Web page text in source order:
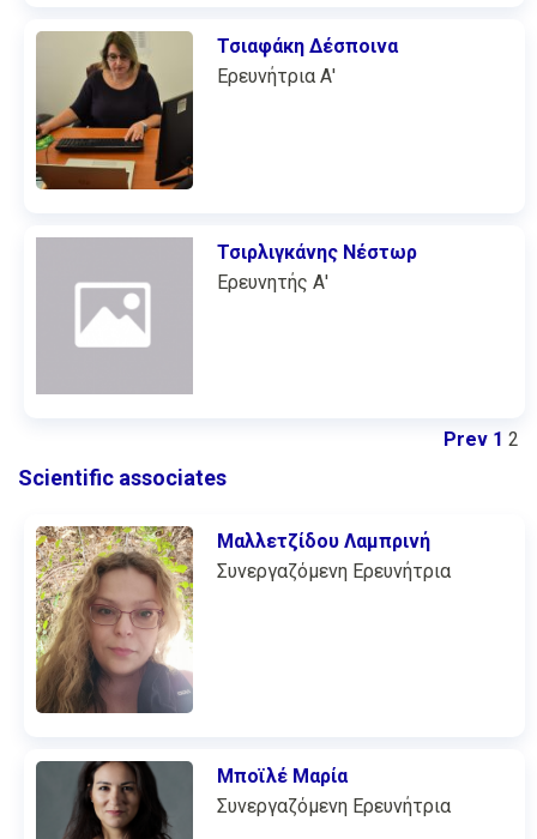
Τσιαφάκη Δέσποινα
Ερευνήτρια Α'
Τσιρλιγκάνης Νέστωρ
Ερευνητής Α'
Prev 1 2
Scientific associates
Μαλλετζίδου Λαμπρινή
Συνεργαζόμενη Ερευνήτρια
Μποϊλέ Μαρία
Συνεργαζόμενη Ερευνήτρια